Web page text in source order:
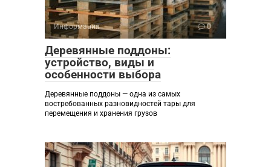
Информация 0
Деревянные поддоны:
устройство, виды и
особенности выбора
Деревянные поддоны — одна из самых
востребованных разновидностей тары для
перемещения и хранения грузов